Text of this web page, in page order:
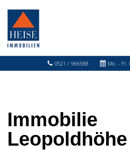
0521 / 966588 Mo. - Fr.
Immobilie
Leopoldhöhe